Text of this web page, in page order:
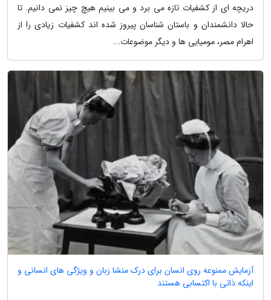
دریچه ای از کشفیات تازه می برد و می بینیم هیچ چیز نمی دانیم. تا
حالا دانشمندان و باستان شناسان پیروز شده اند کشفیات زیادی را از
اهرام مصر، مومیایی ها و دیگر موضوعات...
آزمایش ممنوعه روی انسان برای درک منشا زبان و ویژگی های انسانی و
اینکه ذاتی با اکتسابی هستند